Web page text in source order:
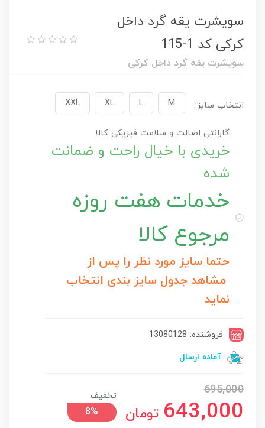
سویشرت یقه گرد داخل
کرکی کد 1-115
سویشرت یقه گرد داخل کرکی
انتخاب سایز: M
L
XL
XXL
گارانتی اصالت و سلامت فیزیکی کالا
خریدی با خیال راحت و ضمانت
شده
خدمات هفت روزه
مرجوع کالا
حتما سایز مورد نظر را پس از
مشاهد جدول سایز بندی انتخاب
نماید
فروشنده: 13080128
آماده ارسال
695,000
643,000 تومان
تخفیف
8%